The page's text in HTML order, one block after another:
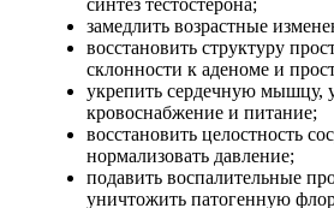
синтез тестостерона;
замедлить возрастные
восстановить структуру
склонности к аденоме и
укрепить сердечную мышцу,
кровоснабжение и питание;
восстановить целостность
нормализовать давление;
подавить воспалительные
уничтожить патогенную